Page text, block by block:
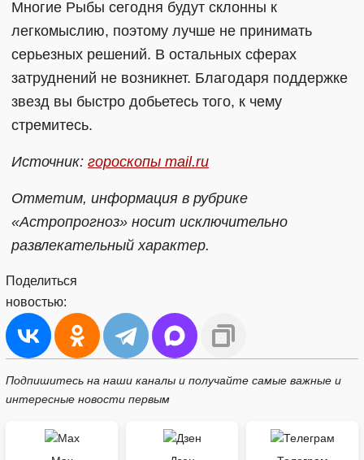
Многие Рыбы сегодня будут склонны к
легкомыслию, поэтому лучше не принимать
серьезных решений. В остальных сферах
затруднений не возникнет. Благодаря поддержке
звезд вы быстро добьетесь того, к чему
стремитесь.
Источник: гороскопы mail.ru
Отметим, информация в рубрике
«Астропрогноз» носит исключительно
развлекательный характер.
Поделиться
новостью:
Подпишитесь на наши каналы и получайте самые важные и
интересные новости первым